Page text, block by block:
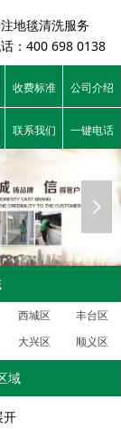
地毯清洗服务
：400 698 0138
西城区
丰台区
大兴区 顺义区
域
开
联系我们 一键电话
收费标准 公司介绍
넲